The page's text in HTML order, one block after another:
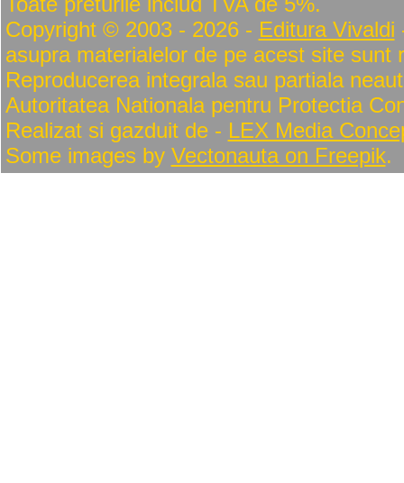
Copyright © 2003 - 2026 - Editura Vivaldi
asupra materialelor de pe acest site sunt
Reproducerea integrala sau partiala
Autoritatea Nationala pentru Protectia
Realizat si gazduit de - LEX Media
Some images by Vectonauta on Freepik.